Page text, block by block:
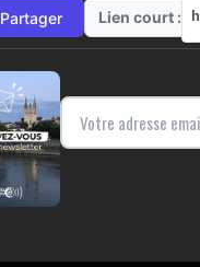
Partager Lien court :